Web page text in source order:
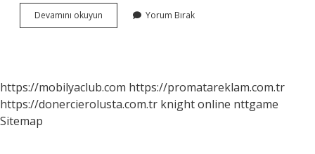
Devamını okuyun
Hangi
Yorum Bırak
https://mobilyaclub.com https://promatareklam.com.tr
https://donercierolusta.com.tr knight online nttgame
Sitemap